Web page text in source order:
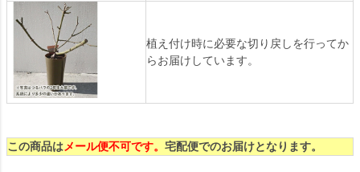
植え付け時に必要な切り戻しを行ってか
らお届けしています。
この商品はメール便不可です。 宅配便でのお届けとなります。